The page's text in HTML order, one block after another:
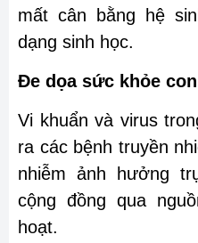
mất cân bằng hệ
dạng sinh học.
Đe dọa sức khỏe
Vi khuẩn và virus
ra các bệnh truyền
nhiễm ảnh hưởng
cộng đồng qua
hoạt.